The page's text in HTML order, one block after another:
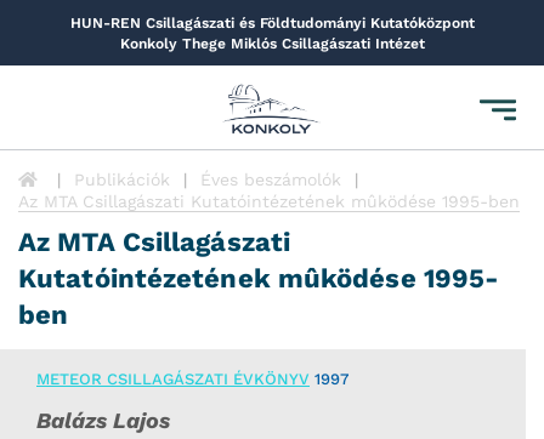
HUN-REN Csillagászati és Földtudományi Kutatóközpont
Konkoly Thege Miklós Csillagászati Intézet
Toggle
Publikációk
Éves beszámolók
Az MTA Csillagászati Kutatóintézetének mûködése 1995-ben
Az MTA Csillagászati
Kutatóintézetének mûködése 1995-
ben
METEOR CSILLAGÁSZATI ÉVKÖNYV 1997
Balázs Lajos